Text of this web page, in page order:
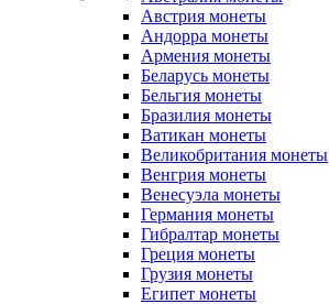
Австрия монеты
Андорра монеты
Армения монеты
Беларусь монеты
Бельгия монеты
Бразилия монеты
Ватикан монеты
Великобритания монеты
Венгрия монеты
Венесуэла монеты
Германия монеты
Гибралтар монеты
Греция монеты
Грузия монеты
Египет монеты